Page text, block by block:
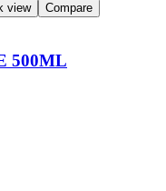
view Compare
500ML